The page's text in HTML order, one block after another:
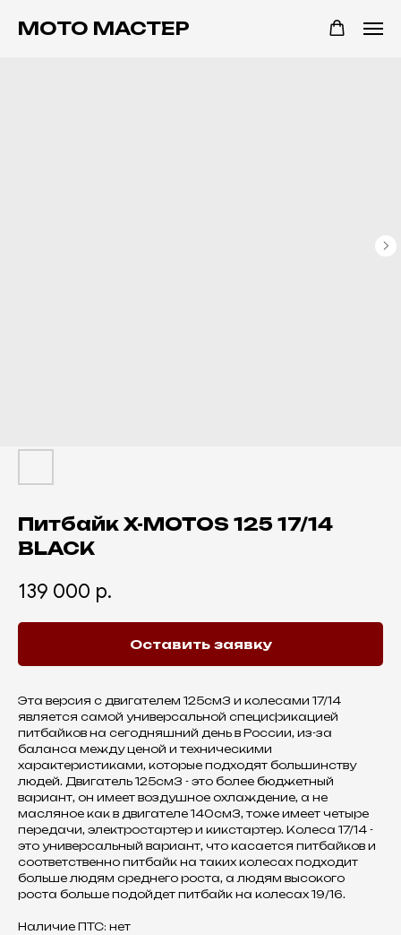
Питбайк X-MOTOS 125 17/14
BLACK
139 000 р.
Оставить заявку
Эта версия с двигателем 125см3 и колесами 17/14
является самой универсальной спецификацией
питбайков на сегодняшний день в России, из-за
баланса между ценой и техническими
характеристиками, которые подходят большинству
людей. Двигатель 125см3 - это более бюджетный
вариант, он имеет воздушное охлаждение, а не
масляное как в двигателе 140см3, тоже имеет четыре
передачи, электростартер и кикстартер. Колеса 17/14 -
это универсальный вариант, что касается питбайков и
соответственно питбайк на таких колесах подходит
больше людям среднего роста, а людям высокого
роста больше подойдет питбайк на колесах 19/16.
Наличие ПТС: нет
МОТО МАСТЕР